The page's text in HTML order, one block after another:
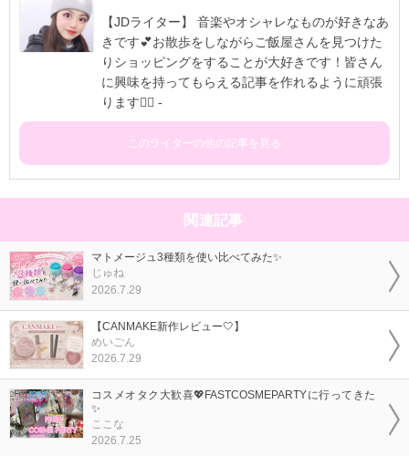
【JDライター】 音楽やオシャレなものが好きなあ
きです💕お散歩をしながらご飯屋さんを見つけた
りショッピングをすることが大好きです！皆さん
に興味を持ってもらえる記事を作れるように頑張
ります✊🏻 -
このライターの他の記事を見る
関連記事
マトメージュ3種類を使い比べてみた✨
じゅね
2026.7.29
【CANMAKE新作レビュー🤍】
めいごん
2026.7.29
コスメオタク大歓喜💖FASTCOSMEPARTYに行ってきた
✨
ここな
2026.7.25